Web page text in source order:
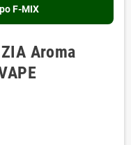
F-MIX
Aroma